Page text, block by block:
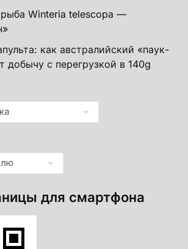
рыба Winteria telescopa —
как австралийский «паук-
добычу с перегрузкой в 140g
для смартфона